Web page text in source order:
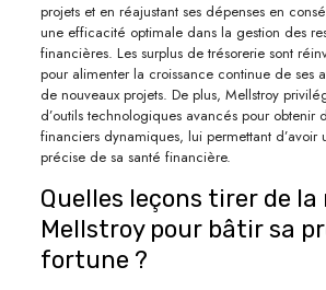
projets et en réajustant ses dépenses en
une efficacité optimale dans la gestion des
financières. Les surplus de trésorerie sont
pour alimenter la croissance continue de ses
de nouveaux projets. De plus, Mellstroy
d’outils technologiques avancés pour obtenir
financiers dynamiques, lui permettant d’avoir
précise de sa santé financière.
Quelles leçons tirer de la
Mellstroy pour bâtir sa
fortune ?